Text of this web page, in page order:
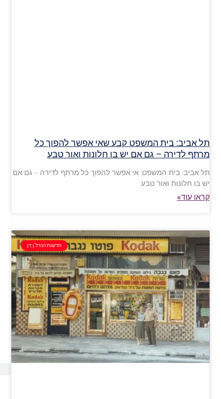
תל אביב: בית המשפט קבע שאי אפשר להפוך כל
מרתף לדירה – גם אם יש בו חלונות ואור טבע
תל אביב: בית המשפט: אי אפשר להפוך כל מרתף לדירה – גם אם
יש בו חלונות ואור טבע
קראו עוד»
חדשות הנדל"ן דן